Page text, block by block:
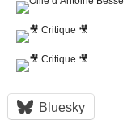
Bluesky